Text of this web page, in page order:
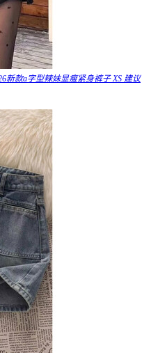
新款a字型辣妹显瘦紧身裤子 XS 建议